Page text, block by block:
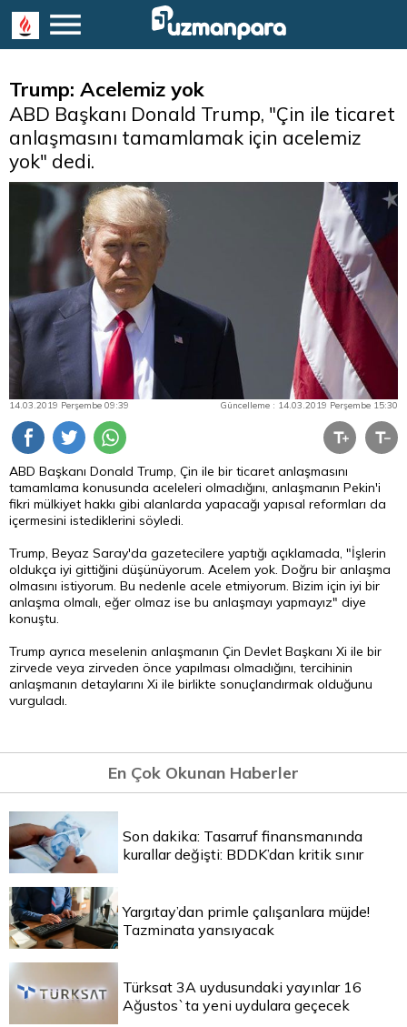
Trump: Acelemiz yok
ABD Başkanı Donald Trump, "Çin ile ticaret
anlaşmasını tamamlamak için acelemiz
yok" dedi.
14.03.2019 Perşembe 09:39 Güncelleme : 14.03.2019 Perşembe 15:30
ABD Başkanı Donald Trump, Çin ile bir ticaret anlaşmasını
tamamlama konusunda aceleleri olmadığını, anlaşmanın Pekin'i
fikri mülkiyet hakkı gibi alanlarda yapacağı yapısal reformları da
içermesini istediklerini söyledi.
Trump, Beyaz Saray'da gazetecilere yaptığı açıklamada, "İşlerin
oldukça iyi gittiğini düşünüyorum. Acelem yok. Doğru bir anlaşma
olmasını istiyorum. Bu nedenle acele etmiyorum. Bizim için iyi bir
anlaşma olmalı, eğer olmaz ise bu anlaşmayı yapmayız" diye
konuştu.
Trump ayrıca meselenin anlaşmanın Çin Devlet Başkanı Xi ile bir
zirvede veya zirveden önce yapılması olmadığını, tercihinin
anlaşmanın detaylarını Xi ile birlikte sonuçlandırmak olduğunu
vurguladı.
En Çok Okunan Haberler
Son dakika: Tasarruf finansmanında
kurallar değişti: BDDK’dan kritik sınır
Yargıtay’dan primle çalışanlara müjde!
Tazminata yansıyacak
Türksat 3A uydusundaki yayınlar 16
Ağustos`ta yeni uydulara geçecek